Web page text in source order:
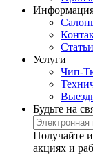
Статьи
Услуги
Чип-
Будьте на
Получайте
акциях и